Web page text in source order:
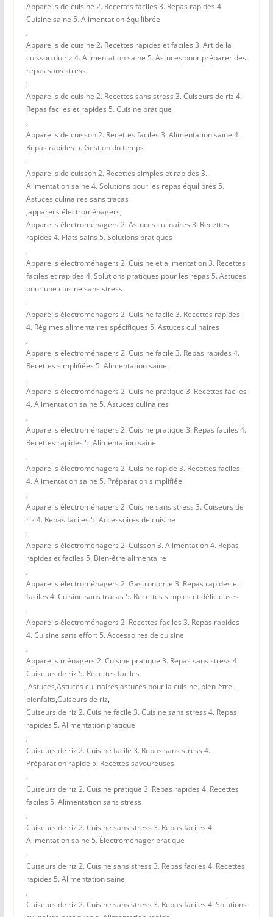
Appareils de cuisine 2. Recettes faciles 3. Repas rapides 4.
Cuisine saine 5. Alimentation équilibrée
,
Appareils de cuisine 2. Recettes rapides et faciles 3. Art de la
cuisson du riz 4. Alimentation saine 5. Astuces pour préparer des
repas sans stress
,
Appareils de cuisine 2. Recettes sans stress 3. Cuiseurs de riz 4.
Repas faciles et rapides 5. Cuisine pratique
,
Appareils de cuisson 2. Recettes faciles 3. Alimentation saine 4.
Repas rapides 5. Gestion du temps
,
Appareils de cuisson 2. Recettes simples et rapides 3.
Alimentation saine 4. Solutions pour les repas équilibrés 5.
Astuces culinaires sans tracas
,appareils électroménagers,
Appareils électroménagers 2. Astuces culinaires 3. Recettes
rapides 4. Plats sains 5. Solutions pratiques
,
Appareils électroménagers 2. Cuisine et alimentation 3. Recettes
faciles et rapides 4. Solutions pratiques pour les repas 5. Astuces
pour une cuisine sans stress
,
Appareils électroménagers 2. Cuisine facile 3. Recettes rapides
4. Régimes alimentaires spécifiques 5. Astuces culinaires
,
Appareils électroménagers 2. Cuisine facile 3. Repas rapides 4.
Recettes simplifiées 5. Alimentation saine
,
Appareils électroménagers 2. Cuisine pratique 3. Recettes faciles
4. Alimentation saine 5. Astuces culinaires
,
Appareils électroménagers 2. Cuisine pratique 3. Repas faciles 4.
Recettes rapides 5. Alimentation saine
,
Appareils électroménagers 2. Cuisine rapide 3. Recettes faciles
4. Alimentation saine 5. Préparation simplifiée
,
Appareils électroménagers 2. Cuisine sans stress 3. Cuiseurs de
riz 4. Repas faciles 5. Accessoires de cuisine
,
Appareils électroménagers 2. Cuisson 3. Alimentation 4. Repas
rapides et faciles 5. Bien-être alimentaire
,
Appareils électroménagers 2. Gastronomie 3. Repas rapides et
faciles 4. Cuisine sans tracas 5. Recettes simples et délicieuses
,
Appareils électroménagers 2. Recettes faciles 3. Repas rapides
4. Cuisine sans effort 5. Accessoires de cuisine
,
Appareils ménagers 2. Cuisine pratique 3. Repas sans stress 4.
Cuiseurs de riz 5. Recettes faciles
,Astuces,Astuces culinaires,astuces pour la cuisine.,bien-être.,
bienfaits,Cuiseurs de riz,
Cuiseurs de riz 2. Cuisine facile 3. Cuisine sans stress 4. Repas
rapides 5. Alimentation pratique
,
Cuiseurs de riz 2. Cuisine facile 3. Repas sans stress 4.
Préparation rapide 5. Recettes savoureuses
,
Cuiseurs de riz 2. Cuisine pratique 3. Repas rapides 4. Recettes
faciles 5. Alimentation sans stress
,
Cuiseurs de riz 2. Cuisine sans stress 3. Repas faciles 4.
Alimentation saine 5. Électroménager pratique
,
Cuiseurs de riz 2. Cuisine sans stress 3. Repas faciles 4. Recettes
rapides 5. Alimentation saine
,
Cuiseurs de riz 2. Cuisine sans stress 3. Repas faciles 4. Solutions